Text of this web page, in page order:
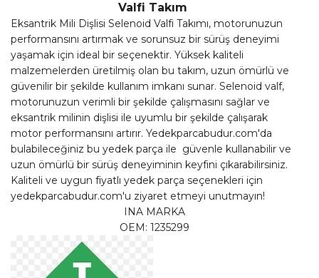
Valfi Takım
Eksantrik Mili Dişlisi Selenoid Valfi Takımı, motorunuzun
performansını artırmak ve sorunsuz bir sürüş deneyimi
yaşamak için ideal bir seçenektir. Yüksek kaliteli
malzemelerden üretilmiş olan bu takım, uzun ömürlü ve
güvenilir bir şekilde kullanım imkanı sunar. Selenoid valf,
motorunuzun verimli bir şekilde çalışmasını sağlar ve
eksantrik milinin dişlisi ile uyumlu bir şekilde çalışarak
motor performansını artırır. Yedekparcabudur.com'da
bulabileceğiniz bu yedek parça ile güvenle kullanabilir ve
uzun ömürlü bir sürüş deneyiminin keyfini çıkarabilirsiniz.
Kaliteli ve uygun fiyatlı yedek parça seçenekleri için
yedekparcabudur.com'u ziyaret etmeyi unutmayın!
INA MARKA
OEM: 1235299